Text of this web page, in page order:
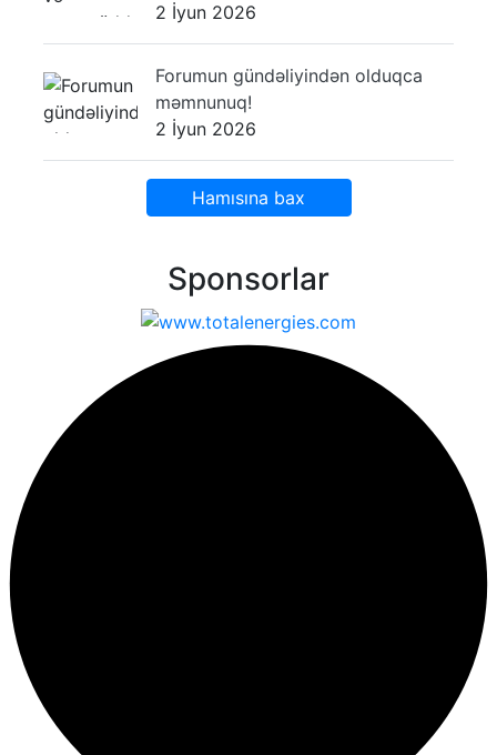
2 İyun 2026
Forumun gündəliyindən olduqca
məmnunuq!
2 İyun 2026
Hamısına bax
Sponsorlar